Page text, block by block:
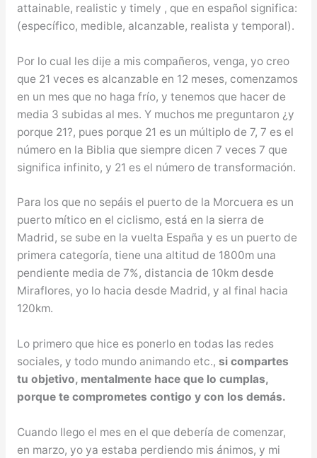
attainable, realistic y timely , que en español significa:
(específico, medible, alcanzable, realista y temporal).
Por lo cual les dije a mis compañeros, venga, yo creo
que 21 veces es alcanzable en 12 meses, comenzamos
en un mes que no haga frío, y tenemos que hacer de
media 3 subidas al mes. Y muchos me preguntaron ¿y
porque 21?, pues porque 21 es un múltiplo de 7, 7 es el
número en la Biblia que siempre dicen 7 veces 7 que
significa infinito, y 21 es el número de transformación.
Para los que no sepáis el puerto de la Morcuera es un
puerto mítico en el ciclismo, está en la sierra de
Madrid, se sube en la vuelta España y es un puerto de
primera categoría, tiene una altitud de 1800m una
pendiente media de 7%, distancia de 10km desde
Miraflores, yo lo hacia desde Madrid, y al final hacia
120km.
Lo primero que hice es ponerlo en todas las redes
sociales, y todo mundo animando etc., si compartes
tu objetivo, mentalmente hace que lo cumplas,
porque te comprometes contigo y con los demás.
Cuando llego el mes en el que debería de comenzar,
en marzo, yo ya estaba perdiendo mis ánimos, y mi